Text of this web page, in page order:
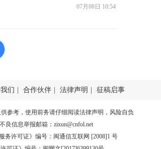
07月08日 10:54
们 合作伙伴 法律声明 征稿启事
参考，使用前务请仔细阅读法律声明 ，风险自负
良信息举报邮箱： zixun@cnfol.net
许可证》编号：闽通信互联网 [2008]1 号